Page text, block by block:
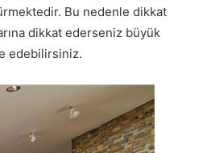
Bu nedenle dikkat
dikkat ederseniz büyük
edebilirsiniz.